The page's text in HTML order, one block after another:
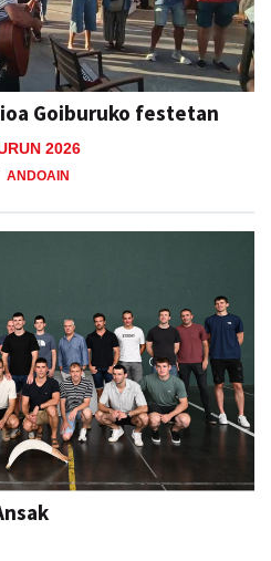
Goiburuko festetan
2026
ANDOAIN